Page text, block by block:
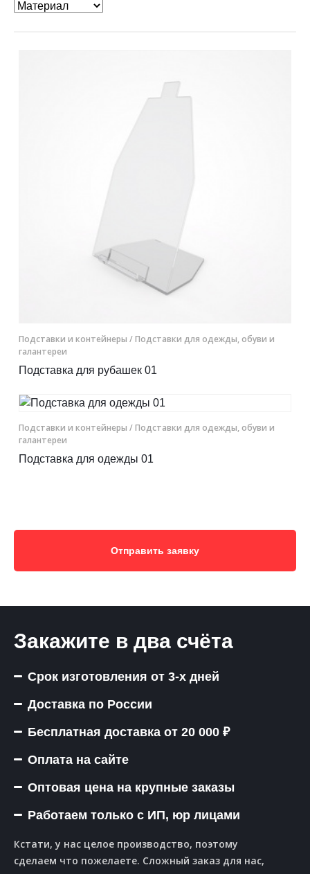
Контакты
Подставки и контейнеры / Подставки для одежды, обуви и
галантереи
Подставка для рубашек 01
Подставки и контейнеры / Подставки для одежды, обуви и
галантереи
Подставка для одежды 01
Отправить заявку
Закажите в два счёта
Срок изготовления от 3-х дней
Доставка по России
Бесплатная доставка от 20 000 ₽
Оплата на сайте
Оптовая цена на крупные заказы
Работаем только с ИП, юр лицами
Кстати, у нас целое производство, поэтому
сделаем что пожелаете. Сложный заказ для нас,